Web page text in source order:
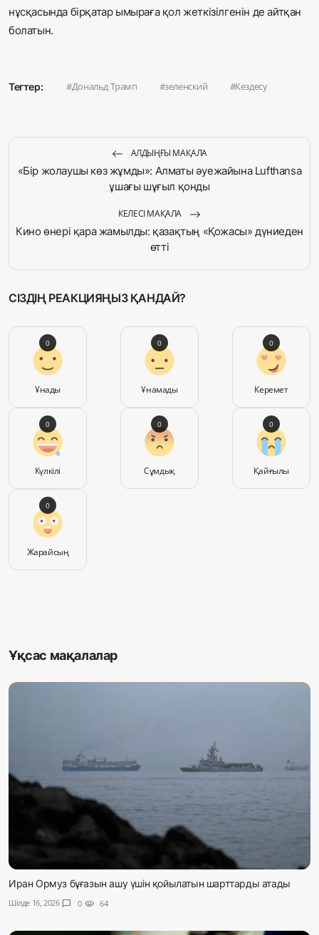
нұсқасында бірқатар ымыраға қол жеткізілгенін де айтқан
болатын.
Тегтер: Дональд Трамп зеленский Кездесу
АЛДЫҢҒЫ МАҚАЛА
«Бір жолаушы көз жұмды»: Алматы әуежайына Lufthansa
ұшағы шұғыл қонды
КЕЛЕСІ МАҚАЛА
Кино өнері қара жамылды: қазақтың «Қожасы» дүниеден
өтті
СІЗДІҢ РЕАКЦИЯҢЫЗ ҚАНДАЙ?
Ұнады
0
Ұнамады
0
Керемет
0
Күлкілі
0
Сұмдық
0
Қайғылы
0
Жарайсың
0
Ұқсас мақалалар
Иран Ормуз бұғазын ашу үшін қойылатын шарттарды атады
Шілде 16, 2026 chat_bubble 0 visibility 64